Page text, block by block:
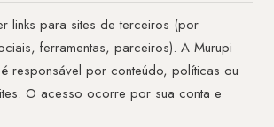
links para sites de terceiros (por
ferramentas, parceiros). A Murupi
responsável por conteúdo, políticas ou
O acesso ocorre por sua conta e